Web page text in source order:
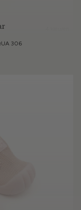
306